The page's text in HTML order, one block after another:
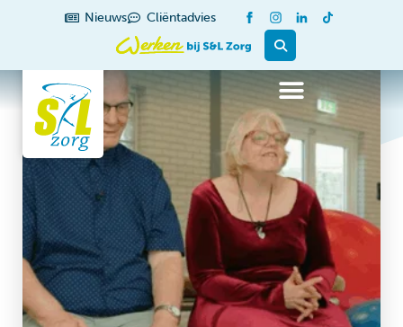
Nieuws Cliëntadvies